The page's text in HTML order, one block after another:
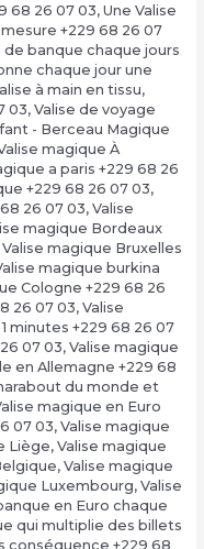
68 26 07 03, Une Valise
+229 68 26 07
banque chaque jours
chaque jour une
à main en tissu,
03, Valise de voyage
- Berceau Magique
magique À
a paris +229 68 26
+229 68 26 07 03,
26 07 03, Valise
magique Bordeaux
Valise magique Bruxelles
magique burkina
Cologne +229 68 26
26 07 03, Valise
minutes +229 68 26 07
07 03, Valise magique
en Allemagne +229 68
du monde et
magique en Euro
07 03, Valise magique
Liège, Valise magique
, Valise magique
Luxembourg, Valise
en Euro chaque
qui multiplie des billets
conséquence +229 68